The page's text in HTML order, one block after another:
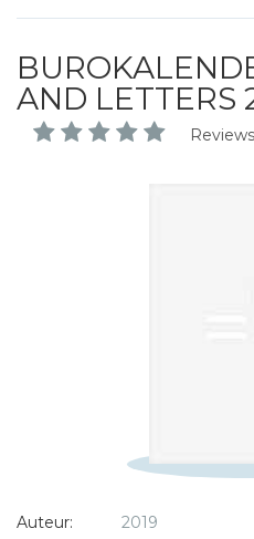
AND LETTERS
Auteur:
2019
Sterren
Naam *